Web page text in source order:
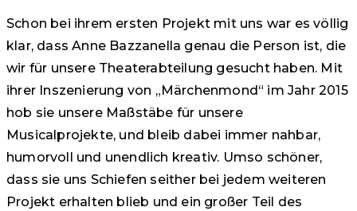
Schon bei ihrem ersten Projekt mit uns war es völlig
klar, dass Anne Bazzanella genau die Person ist, die
wir für unsere Theaterabteilung gesucht haben. Mit
ihrer Inszenierung von „Märchenmond“ im Jahr 2015
hob sie unsere Maßstäbe für unsere
Musicalprojekte, und bleib dabei immer nahbar,
humorvoll und unendlich kreativ. Umso schöner,
dass sie uns Schiefen seither bei jedem weiteren
Projekt erhalten blieb und ein großer Teil des